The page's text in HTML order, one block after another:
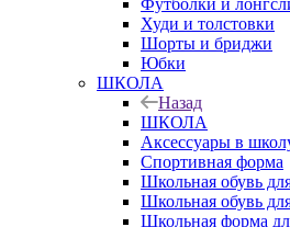
Футболки и
Худи и толстовки
Шорты и бриджи
Юбки
ШКОЛА
Назад
ШКОЛА
Аксессуары в
Спортивная форма
Школьная обувь
Школьная обувь
Школьная форма